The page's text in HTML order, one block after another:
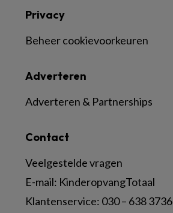
Contact
Veelgestelde vragen
E-mail: KinderopvangTotaal
Klantenservice: 030 – 638 3736
Adverteren
Adverteren & Partnerships
Privacy
Beheer cookievoorkeuren